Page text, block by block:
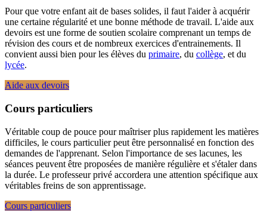
Pour que votre enfant ait de bases solides, il faut l'aider à acquérir
une certaine régularité et une bonne méthode de travail. L'aide aux
devoirs est une forme de soutien scolaire comprenant un temps de
révision des cours et de nombreux exercices d'entrainements. Il
convient aussi bien pour les élèves du primaire, du collège, et du
lycée.
Aide aux devoirs
Cours particuliers
Véritable coup de pouce pour maîtriser plus rapidement les matières
difficiles, le cours particulier peut être personnalisé en fonction des
demandes de l'apprenant. Selon l'importance de ses lacunes, les
séances peuvent être proposées de manière régulière et s'étaler dans
la durée. Le professeur privé accordera une attention spécifique aux
véritables freins de son apprentissage.
Cours particuliers